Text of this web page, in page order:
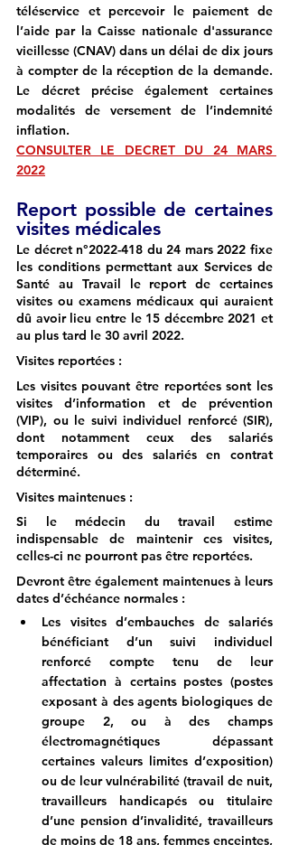
téléservice et percevoir le paiement de
l’aide par la Caisse nationale d'assurance
vieillesse (CNAV) dans un délai de dix jours
à compter de la réception de la demande.
Le décret précise également certaines
modalités de versement de l’indemnité
inflation.
CONSULTER LE DECRET DU 24 MARS
2022
Report possible de certaines
visites médicales
Le décret n°2022-418 du 24 mars 2022 fixe
les conditions permettant aux Services de
Santé au Travail le report de certaines
visites ou examens médicaux qui auraient
dû avoir lieu entre le 15 décembre 2021 et
au plus tard le 30 avril 2022.
Visites reportées :
Les visites pouvant être reportées sont les
visites d’information et de prévention
(VIP), ou le suivi individuel renforcé (SIR),
dont notamment ceux des salariés
temporaires ou des salariés en contrat
déterminé.
Visites maintenues :
Si le médecin du travail estime
indispensable de maintenir ces visites,
celles-ci ne pourront pas être reportées.
Devront être également maintenues à leurs
dates d’échéance normales :
Les visites d’embauches de salariés
bénéficiant d’un suivi individuel
renforcé compte tenu de leur
affectation à certains postes (postes
exposant à des agents biologiques de
groupe 2, ou à des champs
électromagnétiques dépassant
certaines valeurs limites d’exposition)
ou de leur vulnérabilité (travail de nuit,
travailleurs handicapés ou titulaire
d’une pension d’invalidité, travailleurs
de moins de 18 ans, femmes enceintes,